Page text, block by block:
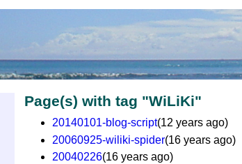
Page(s) with tag "WiLiKi"
20140101-blog-script(12 years ago)
20060925-wiliki-spider(16 years ago)
20040226(16 years ago)